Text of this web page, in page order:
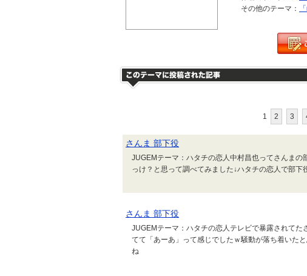
その他のテーマ：
1 2 3
さんま 部下役
JUGEMテーマ：ハタチの恋人中村昌也ってさんま
っけ？と思って調べてみました↓ハタチの恋人で部下
さんま 部下役
JUGEMテーマ：ハタチの恋人テレビで暴露されて
てて「あーあ」って感じでしたｗ騒動が落ち着いた
ね